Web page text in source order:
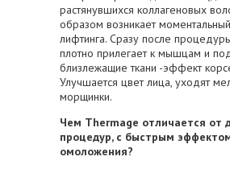
растянувшихся коллагеновых
образом возникает
лифтинга. Сразу после
плотно прилегает к мышцам и
близлежащие ткани -эффект
Улучшается цвет лица, уходят
морщинки.
Чем Thermage отличается от
процедур, с быстрым
омоложения?